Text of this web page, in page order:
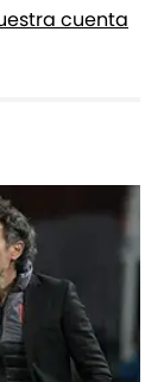
cuenta